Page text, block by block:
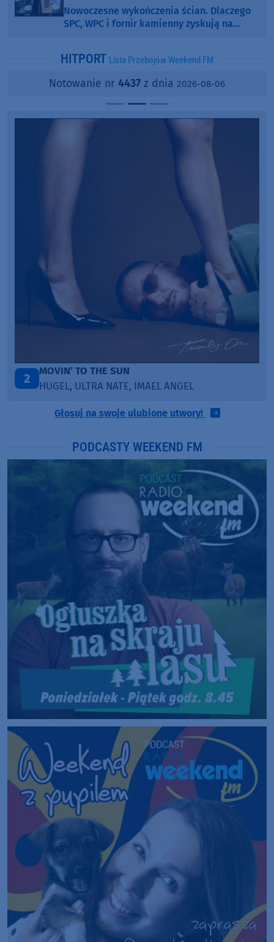
Nowoczesne wykończenia ścian. Dlaczego
SPC, WPC i fornir kamienny zyskują na
HITPORT Lista Przebojów Weekend FM
Notowanie nr 4437 z dnia 2026-08-06
3
ITEPE ITEDE
SANAH
Głosuj na swoje ulubione utwory!
PODCASTY WEEKEND FM